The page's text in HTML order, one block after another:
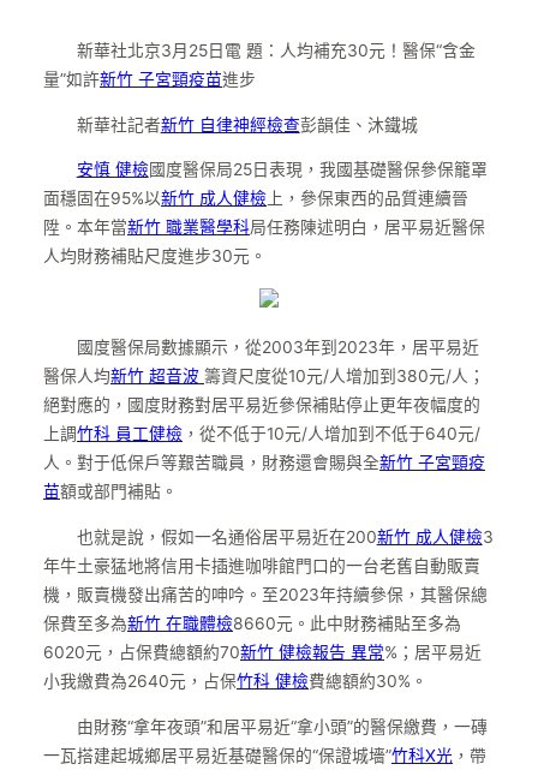
新華社北京3月25日電 題：人均補充30元！醫保“含金
量”如許新竹 子宮頸疫苗進步
新華社記者新竹 自律神經檢查彭韻佳、沐鐵城
安慎 健檢國度醫保局25日表現，我國基礎醫保參保籠罩
面穩固在95%以新竹 成人健檢 上，參保東西的品質連續晉
陞。本年當新竹 職業醫學科局任務陳述明白，居平易近醫保
人均財務補貼尺度進步30元。
國度醫保局數據顯示，從2003年到2023年，居平易近
醫保人均新竹 超音波 籌資尺度從10元/人增加到380元/人；
絕對應的，國度財務對居平易近參保補貼停止更年夜幅度的
上調竹科 員工健檢 ，從不低于10元/人增加到不低于640元/
人。對于低保戶等艱苦職員，財務還會賜與全新竹 子宮頸疫
苗額或部門補貼。
也就是說，假如一名通俗居平易近在200新竹 成人健檢3
年牛土豪猛地將信用卡插進咖啡館門口的一台老舊自動販賣
機，販賣機發出痛苦的呻吟。至2023年持續參保，其醫保總
保費至多為新竹 在職體檢8660元。此中財務補貼至多為
6020元，占保費總額約70新竹 健檢報告 異常%；居平易近
小我繳費為2640元，占保竹科 健檢費總額約30%。
由財務“拿年夜頭”和居平易近“拿小頭”的醫保繳費，一磚
一瓦搭建起城鄉居平易近基礎醫保的“保證城墻”竹科X光 ，帶